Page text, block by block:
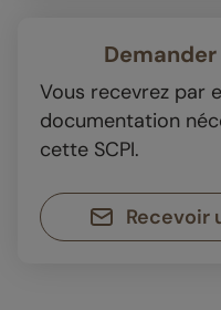
Vous recevrez par
documentation
cette SCPI.
Recevoir